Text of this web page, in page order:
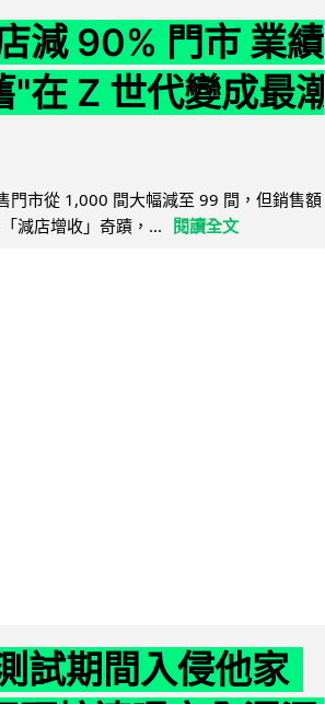
減 90% 門市 業績
"在 Z 世代變成最潮
門市從 1,000 間大幅減至 99 間，但銷售額
減店增收」奇蹟，... 閱讀全文
試期間入侵他家